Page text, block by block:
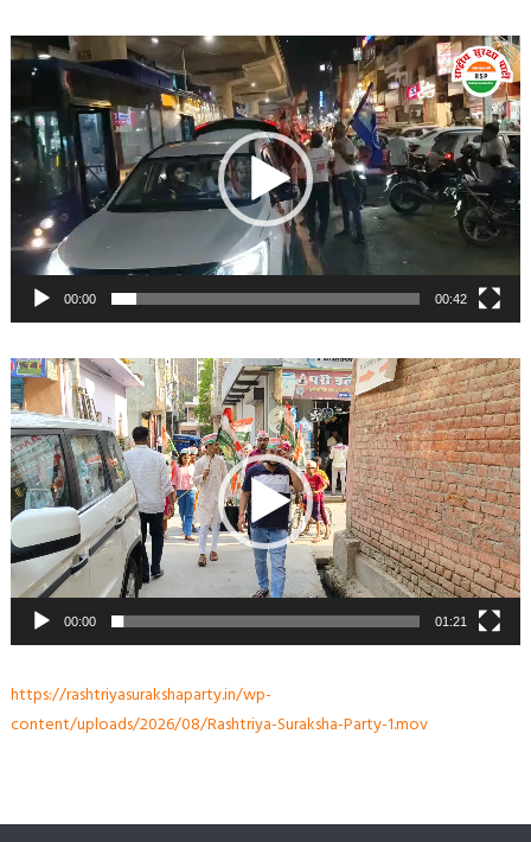
Video
Player
00:00 00:42
Video
Player
00:00 01:21
https://rashtriyasurakshaparty.in/wp-
content/uploads/2026/08/Rashtriya-Suraksha-Party-1.mov